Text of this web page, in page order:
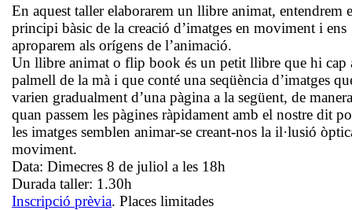
En aquest taller elaborarem un llibre animat, entendrem
principi bàsic de la creació d’imatges en moviment i ens
aproparem als orígens de l’animació.
Un llibre animat o flip book és un petit llibre que hi cap
palmell de la mà i que conté una seqüència d’imatges
varien gradualment d’una pàgina a la següent, de
quan passem les pàgines ràpidament amb el nostre dit
les imatges semblen animar-se creant-nos la il·lusió
moviment.
Data: Dimecres 8 de juliol a les 18h
Durada taller: 1.30h
Inscripció prèvia. Places limitades